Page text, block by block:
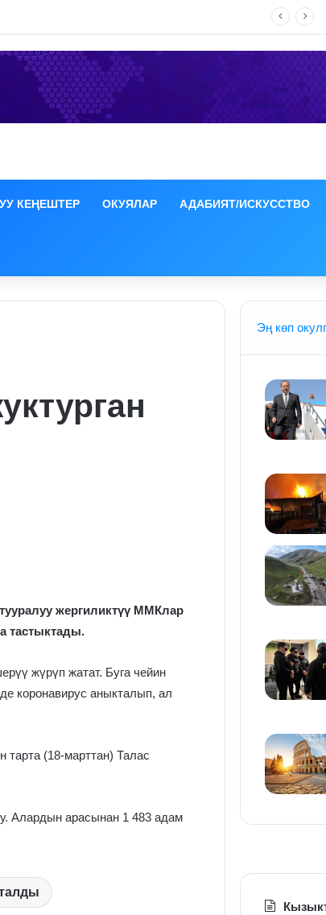
КЕҢЕШТЕР ОКУЯЛАР АДАБИЯТ/ИСКУССТВО
жергиликтүү ММКлар
тастыктады.
жүрүп жатат. Буга чейин
коронавирус аныкталып, ал
тарта (18-марттан) Талас
Алардын арасынан 1 483 адам
Эң көп